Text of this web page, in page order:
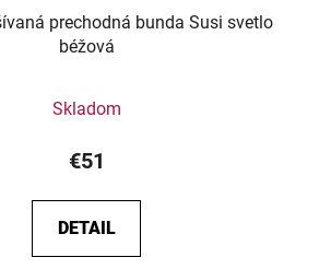
prechodná bunda Susi svetlo
béžová
Skladom
€51
DETAIL